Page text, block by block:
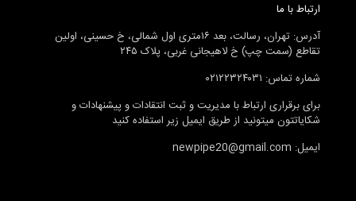
ارتباط با ما
آدرس: تهران، رسالت، بعد ۱۶متری اول شمالی، خ حسینی، اولین
تقاطع (سمت چپ) خ لاهیجانی غربی، پلاک ۲۴۵
شماره تماس: ۰۲۱۲۲۳۲۴۰۳۱
برای برقراری ارتباط با مدیریت و ثبت انتقادات و پیشنهادات و
شکایاتتون میتونید از طریق ایمیل زیر استفاده کنید
ایمیل: newpipe20@gmail.com